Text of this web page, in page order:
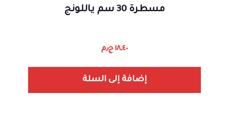
مسطرة 30 سم ياللونج
١٨,٤٠ ج٫م
إضافة إلى السلة